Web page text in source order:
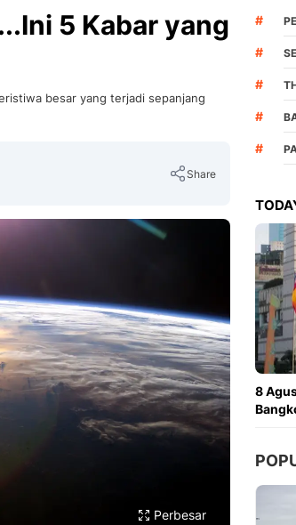
5 Kabar yang
besar yang terjadi sepanjang
Share
Perbesar
#
#
#
#
#
8